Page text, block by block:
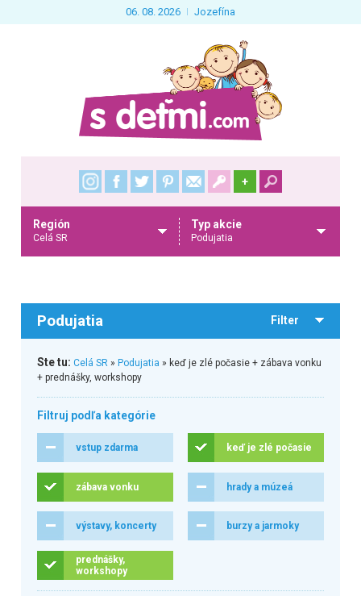
06. 08. 2026 Jozefína
+
Región
Celá SR
Typ akcie
Podujatia
Podujatia Filter
Ste tu: Celá SR» Podujatia » keď je zlé počasie + zábava vonku
+ prednášky, workshopy
Filtruj podľa kategórie
vstup zdarma keď je zlé počasie
zábava vonku hrady a múzeá
výstavy, koncerty burzy a jarmoky
prednášky,
workshopy